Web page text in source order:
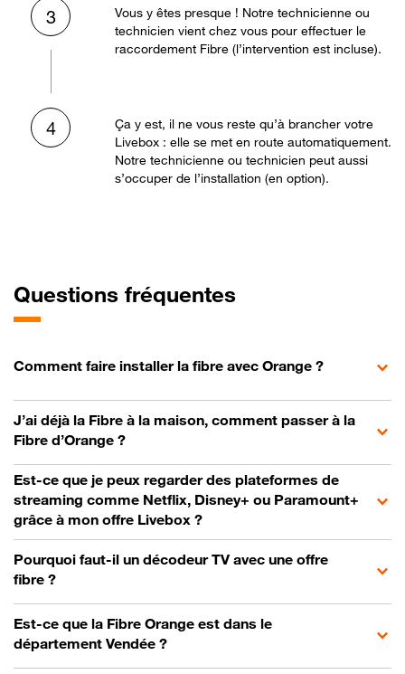
3
Vous y êtes presque ! Notre technicienne ou
technicien vient chez vous pour effectuer le
raccordement Fibre (l’intervention est incluse).
4
Ça y est, il ne vous reste qu’à brancher votre
Livebox : elle se met en route automatiquement.
Notre technicienne ou technicien peut aussi
s’occuper de l’installation (en option).
Questions fréquentes
Comment faire installer la fibre avec Orange ?
J’ai déjà la Fibre à la maison, comment passer à la
Fibre d’Orange ?
Est-ce que je peux regarder des plateformes de
streaming comme Netflix, Disney+ ou Paramount+
grâce à mon offre Livebox ?
Pourquoi faut-il un décodeur TV avec une offre
fibre ?
Est-ce que la Fibre Orange est dans le
département Vendée ?